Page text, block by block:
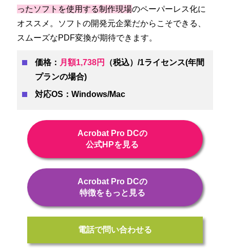
ったソフトを使用する制作現場のペーパーレス化に
オススメ。ソフトの開発元企業だからこそできる、
スムーズなPDF変換が期待できます。
価格： 月額1,738円
（税込）/1ライセンス(年間
プランの場合)
対応OS：Windows/Mac
Acrobat Pro DCの
公式HPを見る
Acrobat Pro DCの
特徴をもっと見る
電話で問い合わせる